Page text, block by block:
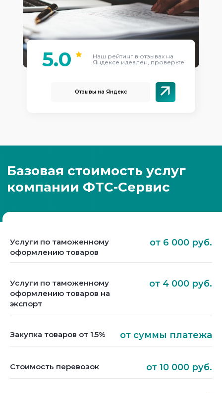
Отзывы на Яндекс
5.0
Наш рейтинг в отзывах на
Яндексе идеален, проверьте
Услуги по таможенному
оформлению товаров
от 6 000 руб.
Услуги по таможенному
оформлению товаров на
экспорт
от 4 000 руб.
Закупка товаров от 1.5% от суммы платежа
Стоимость перевозок от 10 000 руб.